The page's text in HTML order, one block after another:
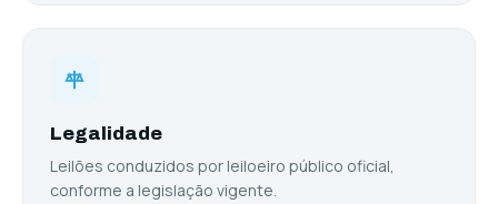
Legalidade
Leilões conduzidos por leiloeiro público oficial,
conforme a legislação vigente.